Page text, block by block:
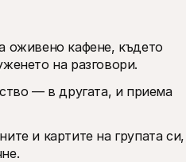
оживено кафене, където
на разговори.
— в другата, и приема
и картите на групата си,